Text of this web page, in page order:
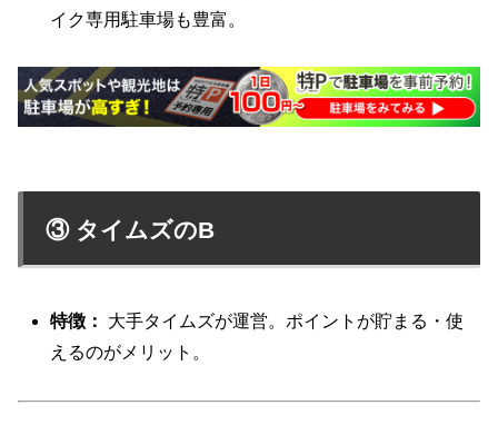
イク専用駐車場も豊富。
③ タイムズのB
特徴：
大手タイムズが運営。ポイントが貯まる・使
えるのがメリット。